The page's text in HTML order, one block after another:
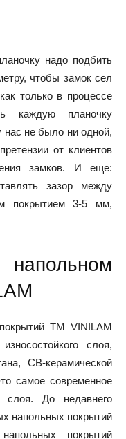
надо подбить
чтобы замок сел
только в процессе
каждую планочку
нас не было ни одной,
от клиентов
замков. И еще:
зазор между
покрытием 3-5 мм,
ТМ VINILAM
слоя,
CB-керамической
самое современное
слоя. До недавнего
напольных покрытий
покрытий